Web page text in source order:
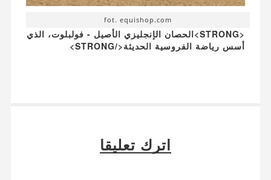
fot. equishop.com
<STRONG>الحصان الإنجليزي الأصيل - فولبلوت، الذي
أسس رياضة الفروسية الحديثة</STRONG>
اترك تعليقا